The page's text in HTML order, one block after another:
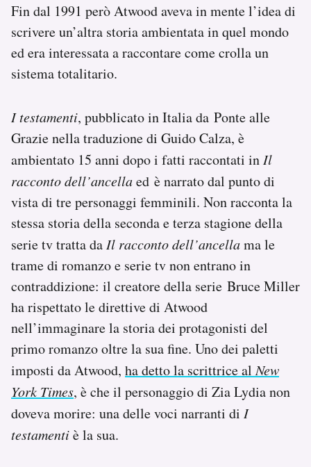
Fin dal 1991 però Atwood aveva in mente l’idea di
scrivere un’altra storia ambientata in quel mondo
ed era interessata a raccontare come crolla un
sistema totalitario.
I testamenti, pubblicato in Italia da Ponte alle
Grazie nella traduzione di Guido Calza, è
ambientato 15 anni dopo i fatti raccontati in Il
racconto dell’ancellaed è narrato dal punto di
vista di tre personaggi femminili. Non racconta la
stessa storia della seconda e terza stagione della
serie tv tratta da Il racconto dell’ancellama le
trame di romanzo e serie tv non entrano in
contraddizione: il creatore della serie Bruce Miller
ha rispettato le direttive di Atwood
nell’immaginare la storia dei protagonisti del
primo romanzo oltre la sua fine. Uno dei paletti
imposti da Atwood, ha detto la scrittrice alNew
York Times, è che il personaggio di Zia Lydia non
doveva morire: una delle voci narranti di I
testamentiè la sua.